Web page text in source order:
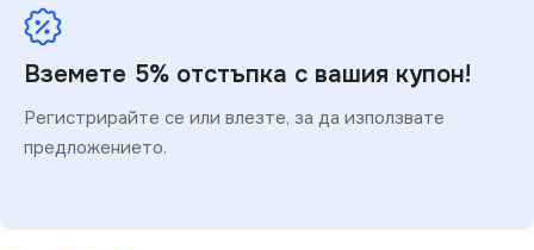
Вземете 5% отстъпка с вашия купон!
Регистрирайте се или влезте, за да използвате
предложението.